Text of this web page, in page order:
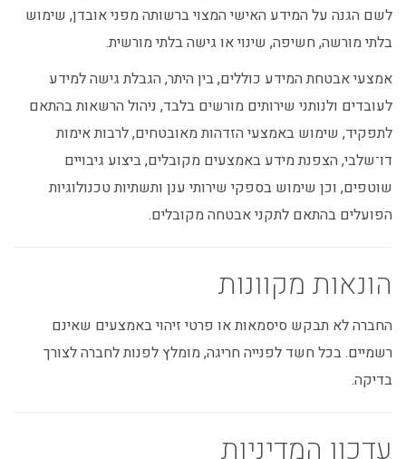
לשם הגנה על המידע האישי המצוי ברשותה מפני אובדן, שימוש
בלתי מורשה, חשיפה, שינוי או גישה בלתי מורשית.
אמצעי אבטחת המידע כוללים, בין היתר, הגבלת גישה למידע
לעובדים ולנותני שירותים מורשים בלבד, ניהול הרשאות בהתאם
לתפקיד, שימוש באמצעי הזדהות מאובטחים, לרבות אימות
דו־שלבי, הצפנת מידע באמצעים מקובלים, ביצוע גיבויים
שוטפים, וכן שימוש בספקי שירותי ענן ותשתיות טכנולוגיות
הפועלים בהתאם לתקני אבטחה מקובלים.
הונאות מקוונות
החברה לא תבקש סיסמאות או פרטי זיהוי באמצעים שאינם
רשמיים. בכל חשד לפנייה חריגה, מומלץ לפנות לחברה לצורך
בדיקה.
עדכון המדיניות